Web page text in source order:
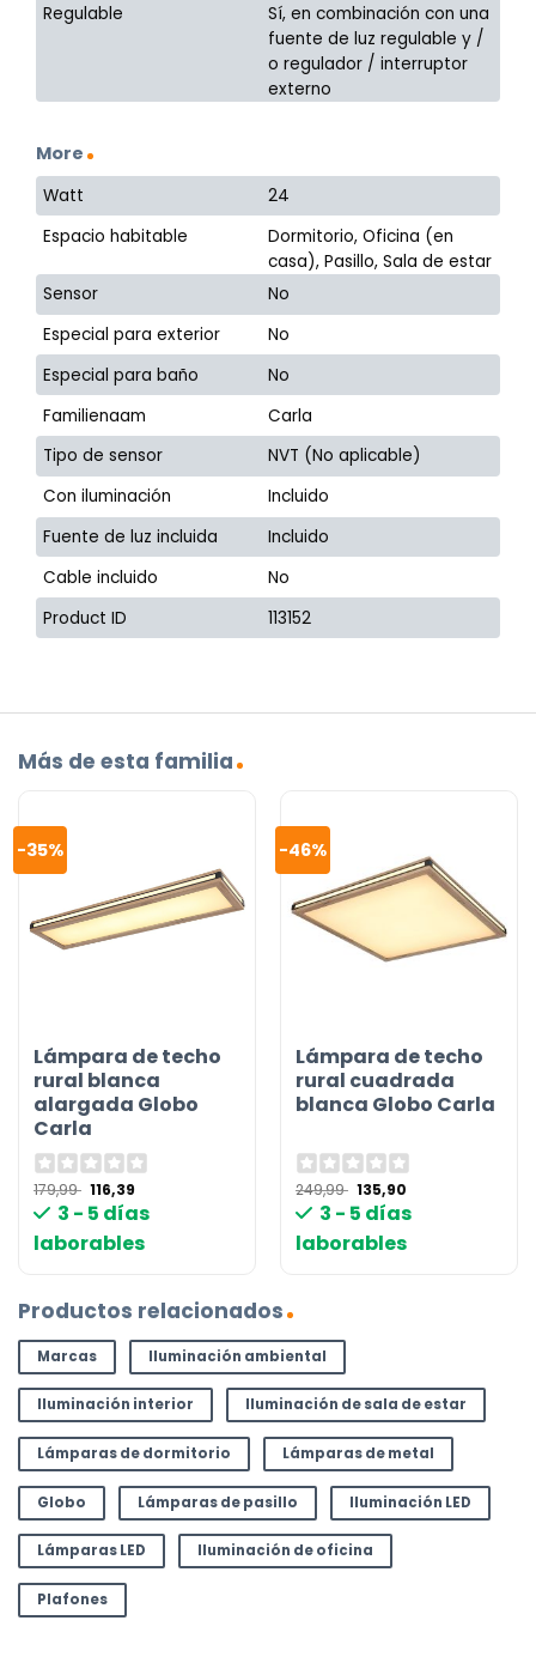
Regulable
Sí, en combinación con una
fuente de luz regulable y /
o regulador / interruptor
externo
More
Watt
24
Espacio habitable
Dormitorio, Oficina (en
casa), Pasillo, Sala de estar
Sensor
No
Especial para exterior
No
Especial para baño
No
Familienaam
Carla
Tipo de sensor
NVT (No aplicable)
Con iluminación
Incluido
Fuente de luz incluida
Incluido
Cable incluido
No
Product ID
113152
Más de esta familia
-35%
Lámpara de techo
rural blanca
alargada Globo
Carla
179,99 El
precio
original
era:
179,99 €.
116,39
actual
116,39 €.
3 - 5 días
laborables
-46%
Lámpara de techo
rural cuadrada
blanca Globo Carla
249,99 El
precio
original
era:
249,99 €.
135,90
actual
3 - 5 días
laborables
Productos relacionados
Marcas Iluminación ambiental
Iluminación interior Iluminación de sala de estar
Lámparas de dormitorio Lámparas de metal
Globo Lámparas de pasillo Iluminación LED
Lámparas LED Iluminación de oficina
Plafones